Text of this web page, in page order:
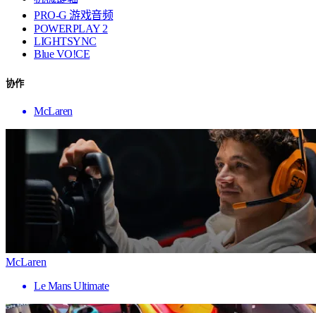
PRO-G 游戏音频
POWERPLAY 2
LIGHTSYNC
Blue VO!CE
协作
McLaren
McLaren
Le Mans Ultimate